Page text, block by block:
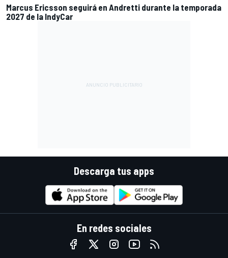
Marcus Ericsson seguirá en Andretti durante la temporada
2027 de la IndyCar
Descarga tus apps
En redes sociales